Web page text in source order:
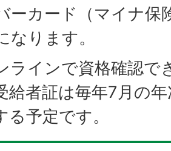
ーカード（マイナ保
なります。
ラインで資格確認で
給者証は毎年7月の
予定です。